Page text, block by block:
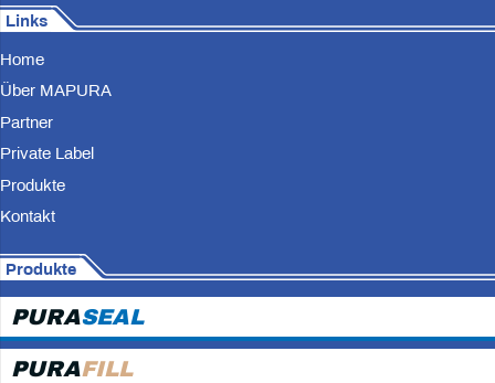
Links
Home
Über MAPURA
Partner
Private Label
Produkte
Kontakt
Produkte
PURASEAL
PURAFILL